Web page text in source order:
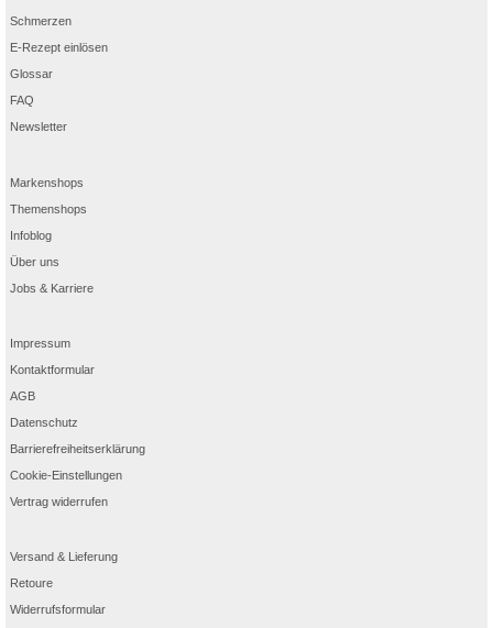
Schmerzen
E-Rezept einlösen
Glossar
FAQ
Newsletter
Markenshops
Themenshops
Infoblog
Über uns
Jobs & Karriere
Impressum
Kontaktformular
AGB
Datenschutz
Barrierefreiheitserklärung
Cookie-Einstellungen
Vertrag widerrufen
Versand & Lieferung
Retoure
Widerrufsformular